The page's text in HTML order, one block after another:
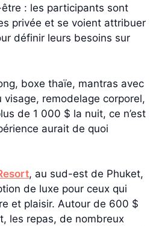
: les participants sont
privée et se voient attribuer
définir leurs besoins sur
boxe thaïe, mantras avec
remodelage corporel,
de 1 000 $ la nuit, ce n’est
aurait de quoi
, au sud-est de Phuket,
de luxe pour ceux qui
et plaisir. Autour de 600 $
les repas, de nombreux